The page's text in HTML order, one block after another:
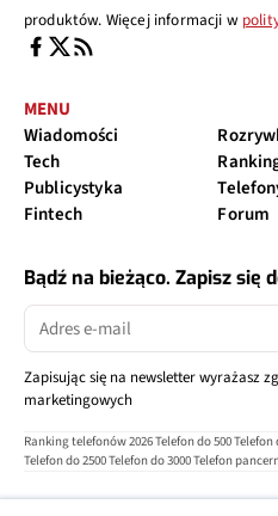
produktów. Więcej informacji w
MENU
Wiadomości
Tech
Publicystyka
Fintech
Forum
Bądź na bieżąco. Zapisz się
Zapisując się na newsletter wyrażasz
marketingowych
Ranking telefonów 2026Telefon do 500Telefon
Telefon do 2500Telefon do 3000Telefon